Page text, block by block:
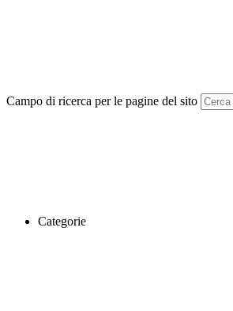
Campo di ricerca per le pagine del sito
Categorie